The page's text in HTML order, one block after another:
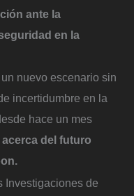
ante la
en la
nuevo escenario sin
incertidumbre en la
hace un mes
del futuro
Investigaciones de